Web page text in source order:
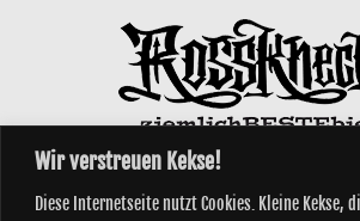
Wir verstreuen Kekse!
Diese Internetseite nutzt Cookies. Kleine Kekse,